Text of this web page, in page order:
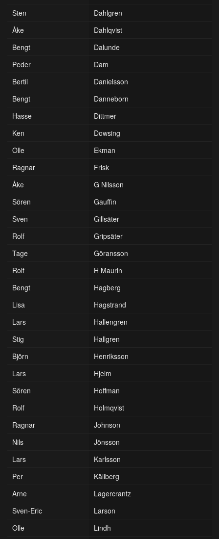
Sten
Dahlgren
Åke
Dahlqvist
Bengt
Dalunde
Peder
Dam
Bertil
Danielsson
Bengt
Danneborn
Hasse
Dittmer
Ken
Dowsing
Olle
Ekman
Ragnar
Frisk
Åke
G Nilsson
Sören
Gauffin
Sven
Gillsäter
Rolf
Gripsäter
Tage
Göransson
Rolf
H Maurin
Bengt
Hagberg
Lisa
Hagstrand
Lars
Hallengren
Stig
Hallgren
Björn
Henriksson
Lars
Hjelm
Sören
Hoffman
Rolf
Holmqvist
Ragnar
Johnson
Nils
Jönsson
Lars
Karlsson
Per
Källberg
Arne
Lagercrantz
Sven-Eric
Larson
Olle
Lindh